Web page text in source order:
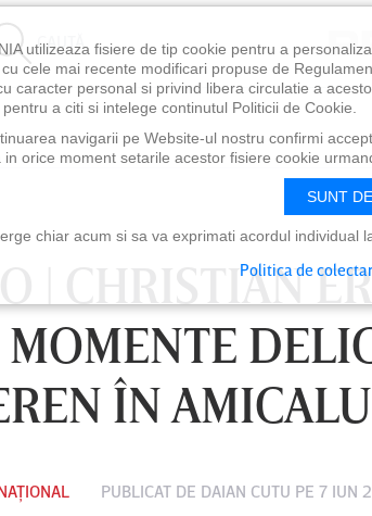
CAUTĂ
| CHRISTIAN
ÎN
PUBLICAT DE DAIAN CUTU PE 7 IUN
utilizeaza fisiere de tip cookie pentru a
cu cele mai recente modificari propuse de
caracter personal si privind libera circulatie a
a citi si intelege continutul Politicii de Cookie.
navigarii pe Website-ul nostru confirmi
in orice moment setarile acestor fisiere cookie
SUNT
chiar acum si sa va exprimati acordul individual
Politica de